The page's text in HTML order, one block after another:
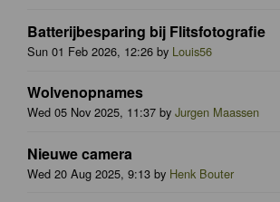
Batterijbesparing bij Flitsfotografie
Sun 01 Feb 2026, 12:26 by Louis56
Wolvenopnames
Wed 05 Nov 2025, 11:37 by Jurgen Maassen
Nieuwe camera
Wed 20 Aug 2025, 9:13 by Henk Bouter